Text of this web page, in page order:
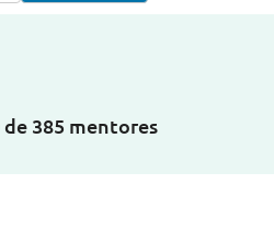
385 mentores